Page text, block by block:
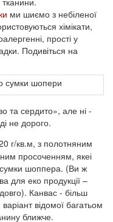
ми шиємо з небіленої
хімікати,
прості у
Подивіться на
та сердито», але ні -
не дорого.
г/кв.м, з полотняним
просоченням, якеі
сумки шоппера. (Ви ж
для еко продукції –
Канвас - більш
відомої багатьом
ближче.